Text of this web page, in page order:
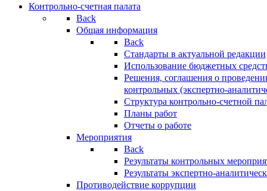
Контрольно-счетная палата
Back
Общая информация
Back
Стандарты в актуальной редакции
Использование бюджетных
Решения, соглашения о
контрольных (экспертно-
Структура контрольно-счетной
Планы работ
Отчеты о работе
Мероприятия
Back
Результаты контрольных
Результаты экспертно-
Противодействие коррупции